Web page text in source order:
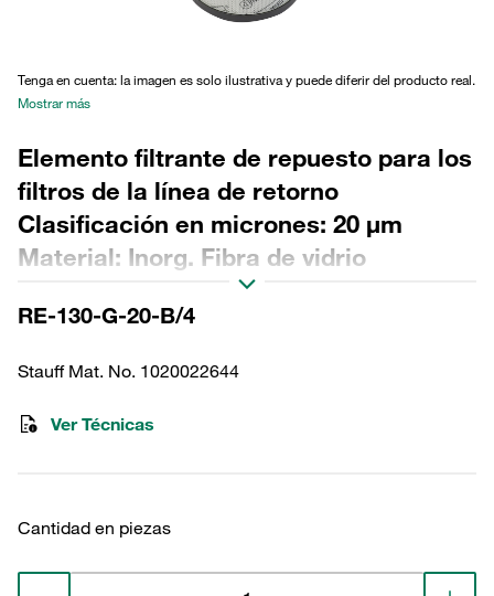
Tenga en cuenta: la imagen es solo ilustrativa y puede diferir del producto real.
Mostrar más
Elemento filtrante de repuesto para los
filtros de la línea de retorno
Clasificación en micrones: 20 µm
Material: Inorg. Fibra de vidrio
Diámetro exterior (mm): 95 Diámetro
interior (mm): 48,5 Longitud (mm): 276
RE-130-G-20-B/4
Stauff Mat. No. 1020022644
Ver Técnicas
Cantidad en piezas